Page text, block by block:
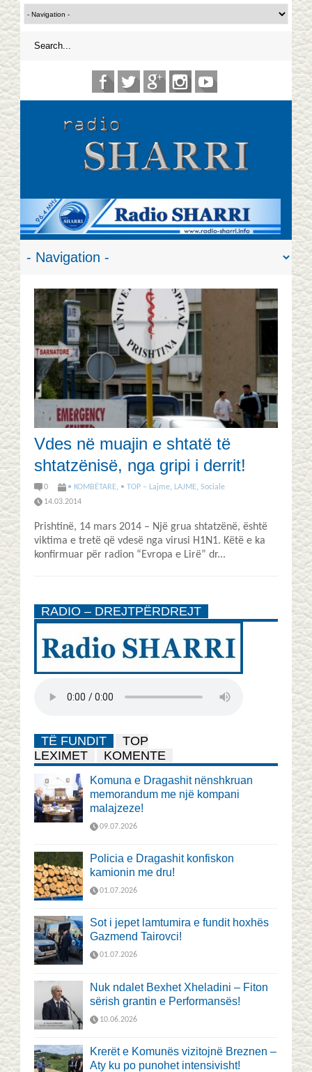
Vdes në muajin e shtatë të
shtatzënisë, nga gripi i derrit!
0 • KOMBËTARE, • TOP – Lajme, LAJME, Sociale
14.03.2014
Prishtinë, 14 mars 2014 – Një grua shtatzënë, është
viktima e tretë që vdesë nga virusi H1N1. Këtë e ka
konfirmuar për radion “Evropa e Lirë” dr...
RADIO – DREJTPËRDREJT
TË FUNDIT
TOP
LEXIMET
KOMENTE
Komuna e Dragashit nënshkruan
memorandum me një kompani
malajzeze!
09.07.2026
Policia e Dragashit konfiskon
kamionin me dru!
01.07.2026
Sot i jepet lamtumira e fundit hoxhës
Gazmend Tairovci!
01.07.2026
Nuk ndalet Bexhet Xheladini – Fiton
sërish grantin e Performansës!
10.06.2026
Krerët e Komunës vizitojnë Breznen –
Aty ku po punohet intensivisht!